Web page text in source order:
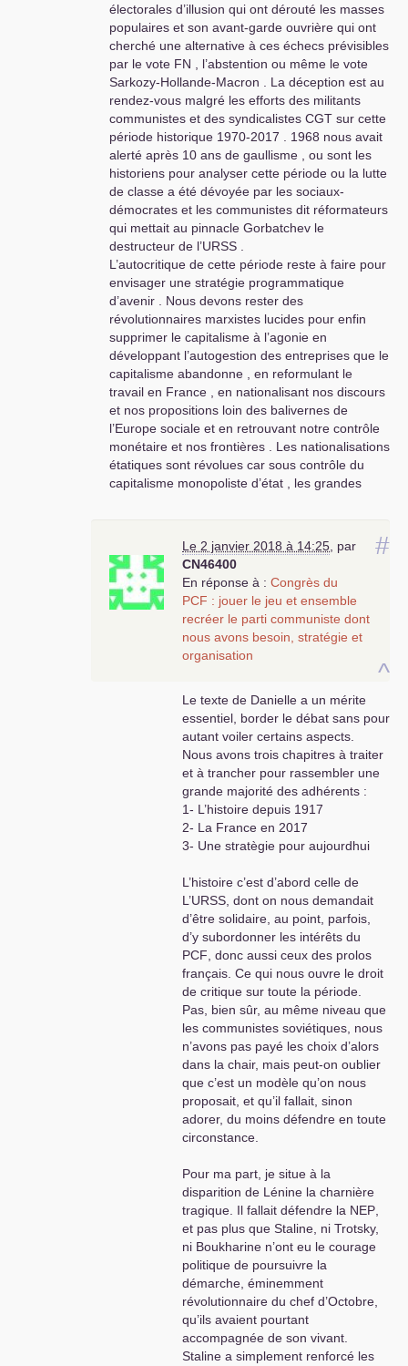
électorales d’illusion qui ont dérouté les masses
populaires et son avant-garde ouvrière qui ont
cherché une alternative à ces échecs prévisibles
par le vote FN , l’abstention ou même le vote
Sarkozy-Hollande-Macron . La déception est au
rendez-vous malgré les efforts des militants
communistes et des syndicalistes CGT sur cette
période historique 1970-2017 . 1968 nous avait
alerté après 10 ans de gaullisme , ou sont les
historiens pour analyser cette période ou la lutte
de classe a été dévoyée par les sociaux-
démocrates et les communistes dit réformateurs
qui mettait au pinnacle Gorbatchev le
destructeur de l’URSS
L’autocritique de cette période reste à faire pour
envisager une stratégie programmatique
d’avenir . Nous devons rester des
révolutionnaires marxistes lucides pour enfin
supprimer le capitalisme à l’agonie en
développant l’autogestion des entreprises que le
capitalisme abandonne , en reformulant le
travail en France , en nationalisant nos discours
et nos propositions loin des balivernes de
l’Europe sociale et en retrouvant notre contrôle
monétaire et nos frontières . Les nationalisations
étatiques sont révolues car sous contrôle du
capitalisme monopoliste d’état , les grandes
coopération interentreprises sur la base d’un
plan axé sur les besoins des populations (santé-
éducation-sécurité-logement-alimentation-
culture). Le tissu des
-PMI
préservé comme la prunelle de nos yeux car ces
entreprises sont proches du terrain et nous
devons les aider à coopérer et à gérer avec
Pour porter cette politique il faut un fort parti
révolutionnaire allié avec d’autres partenaires
non sociaux-démocrates (NPA-LO -POI-
Anarchistes-Ecolo vraiment de gauche-
associations humanitaires) . LePCFest un outil
indispensable pour le moment , en cette période
historique désastreuse pour le social, à
condition qu’il retrouve ses racines
révolutionnaires adaptées au moment présent .
mais il se construit déjà dans les arcanes faibles
du capitalisme (mutuelles-scoop-associations-
espaces solidaires et commerces hors système
grandes surfaces). La lutte pour supprimer
l’actionnariat vampire est une nécessité
économique vitale pour les circuits de
production . Le pessimisme ne peut être de
mise pour un parti révolutionnaire avec des
militants motivés et dévoués . La jeunesse
attend de nous une véritable révolution et non
pas une bureaucratie renouvelée même avec de
nouveaux dirigeants . Développons
l’horizontalité du mouvement communiste axé
sur l’entreprise et nos villes et villages . Ce
Congrès doit parler de nouveau aux salariés et
; la France a besoin duPCFet de ses
militants actuels et futurs pour lui redonner un
avenir social , économique et aussi fraternel
pour ses citoyens . Là est l’enjeu pour 2018 .
SARTON, section d’Aubagne
#
^
Le 2 janvier 2018 à 14:25, par
CN46400
En réponse à : Congrès du
PCF : jouer le jeu et ensemble
recréer le parti communiste dont
nous avons besoin, stratégie et
organisation
Le texte de Danielle a un mérite
essentiel, border le débat sans pour
autant voiler certains aspects.
Nous avons trois chapitres à traiter
et à trancher pour rassembler une
grande majorité des adhérents :
1- L’histoire depuis 1917
2- La France en 2017
3- Une stratègie pour aujourdhui
L’histoire c’est d’abord celle de
L’URSS, dont on nous demandait
d’être solidaire, au point, parfois,
d’y subordonner les intérêts du
PCF, donc aussi ceux des prolos
français. Ce qui nous ouvre le droit
de critique sur toute la période.
Pas, bien sûr, au même niveau que
les communistes soviétiques, nous
n’avons pas payé les choix d’alors
dans la chair, mais peut-on oublier
que c’est un modèle qu’on nous
proposait, et qu’il fallait, sinon
adorer, du moins défendre en toute
circonstance.
Pour ma part, je situe à la
disparition de Lénine la charnière
tragique. Il fallait défendre la NEP,
et pas plus que Staline, ni Trotsky,
ni Boukharine n’ont eu le courage
politique de poursuivre la
démarche, éminemment
révolutionnaire du chef d’Octobre,
qu’ils avaient pourtant
accompagnée de son vivant.
Staline a simplement renforcé les